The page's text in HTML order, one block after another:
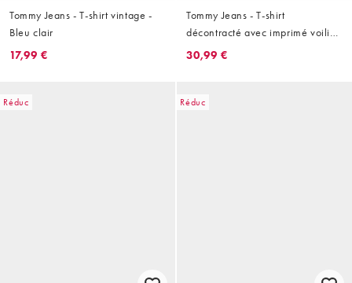
Tommy Jeans - T-shirt vintage -
Bleu clair
17,99 €
Tommy Jeans - T-shirt
décontracté avec imprimé voilier
au dos - Beige
30,99 €
Réduc Réduc